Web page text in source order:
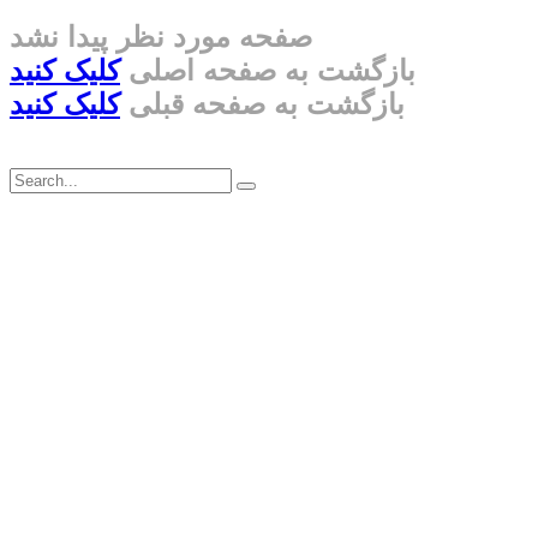
صفحه مورد نظر پیدا نشد
بازگشت به صفحه اصلیکلیک کنید
بازگشت به صفحه قبلیکلیک کنید